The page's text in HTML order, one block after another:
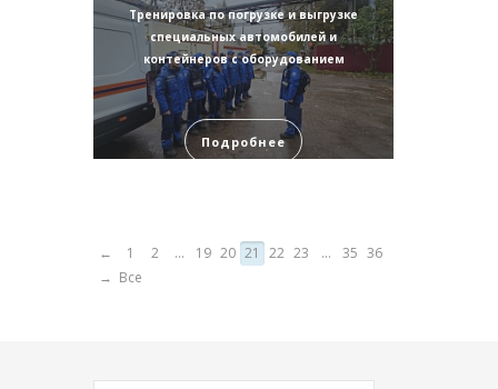
Тренировка по погрузке и выгрузке
специальных автомобилей и
контейнеров с оборудованием
Подробнее
← 1 2 ... 19 20 21 22 23 ... 35 36
→ Все